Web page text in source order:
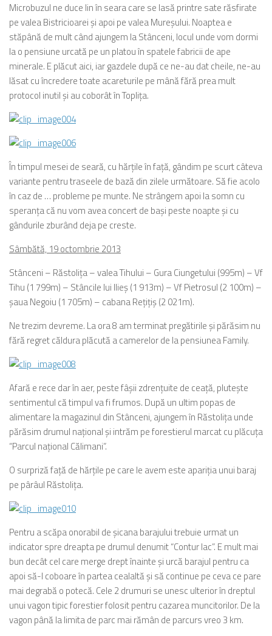
Microbuzul ne duce lin în seara care se lasă printre sate răsfirate
pe valea Bistricioarei şi apoi pe valea Mureşului. Noaptea e
stăpână de mult când ajungem la Stânceni, locul unde vom dormi
la o pensiune urcată pe un platou în spatele fabricii de ape
minerale. E plăcut aici, iar gazdele după ce ne-au dat cheile, ne-au
lăsat cu încredere toate acareturile pe mână fără prea mult
protocol inutil şi au coborât în Topliţa.
În timpul mesei de seară, cu hărţile în faţă, gândim pe scurt câteva
variante pentru traseele de bază din zilele următoare. Să fie acolo
în caz de … probleme pe munte. Ne strângem apoi la somn cu
speranţa că nu vom avea concert de başi peste noapte şi cu
gândurile zburând deja pe creste.
Sâmbătă, 19 octombrie 2013
Stânceni – Răstoliţa – valea Tihului – Gura Ciungetului (995m) – Vf
Tihu (1 799m) – Stâncile lui Ilieş (1 913m) – Vf Pietrosul (2 100m) –
şaua Negoiu (1 705m) – cabana Reţiţiş (2 021m).
Ne trezim devreme. La ora 8 am terminat pregătirile şi părăsim nu
fără regret căldura plăcută a camerelor de la pensiunea Family.
Afară e rece dar în aer, peste fâşii zdrenţuite de ceaţă, pluteşte
sentimentul că timpul va fi frumos. După un ultim popas de
alimentare la magazinul din Stânceni, ajungem în Răstoliţa unde
părăsim drumul naţional şi intrăm pe forestierul marcat cu plăcuţa
“Parcul naţional Călimani”.
O surpriză faţă de hărţile pe care le avem este apariţia unui baraj
pe pârâul Răstoliţa.
Pentru a scăpa onorabil de şicana barajului trebuie urmat un
indicator spre dreapta pe drumul denumit “Contur lac”. E mult mai
bun decât cel care merge drept înainte şi urcă barajul pentru ca
apoi să-l coboare în partea cealaltă şi să continue pe ceva ce pare
mai degrabă o potecă. Cele 2 drumuri se unesc ulterior în dreptul
unui vagon tipic forestier folosit pentru cazarea muncitorilor. De la
vagon până la limita de parc mai rămân de parcurs vreo 3 km.